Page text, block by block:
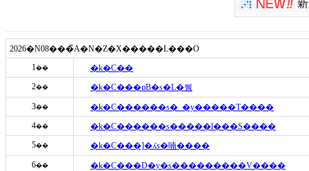
2026�N08���̃A�N�Z�X�����L���O
1 ��
�k�C��
2��
�k�C���ɒB�s�L�쒬
3��
�k�C������s�_�y���܏��T����
4��
�k�C������s�����l���S����
5��
�k�C���]�ʎs�喃����
6��
�k�C���D�y�s���������V����